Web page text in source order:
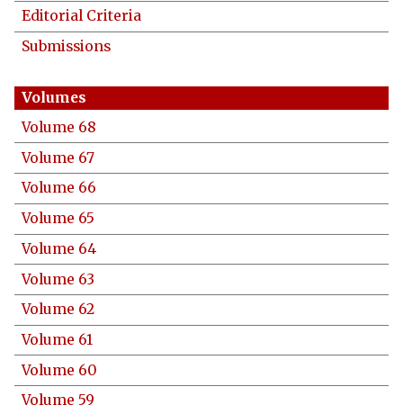
Editorial Criteria
Submissions
Volume 68
Volume 67
Volume 66
Volume 65
Volume 64
Volume 63
Volume 62
Volume 61
Volume 60
Volume 59